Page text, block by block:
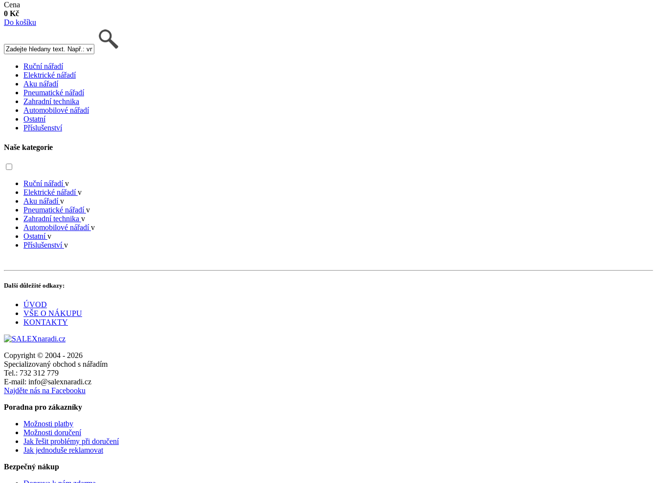
Cena
0 Kč
Do košíku
Ruční nářadí
Elektrické nářadí
Aku nářadí
Pneumatické nářadí
Zahradní technika
Automobilové nářadí
Ostatní
Příslušenství
Naše kategorie
Ruční nářadív
Elektrické nářadív
Aku nářadív
Pneumatické nářadív
Zahradní technika v
Automobilové nářadív
Ostatnív
Příslušenstvív
Další důležité odkazy:
ÚVOD
VŠE O NÁKUPU
KONTAKTY
Copyright © 2004 - 2026
Specializovaný obchod s nářadím
Tel.: 732 312 779
E-mail: info@salexnaradi.cz
Najděte nás na Facebooku
Poradna pro zákazníky
Možnosti platby
Možnosti doručení
Jak řešit problémy při doručení
Jak jednoduše reklamovat
Bezpečný nákup